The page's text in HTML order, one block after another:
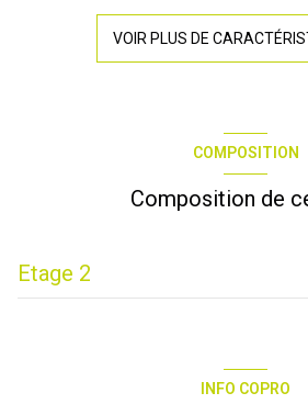
1 côté(s) mitoyen(s)
2ème étage
VOIR PLUS DE
COMPOSITION
Composition de
Etage 2
INFO COPRO